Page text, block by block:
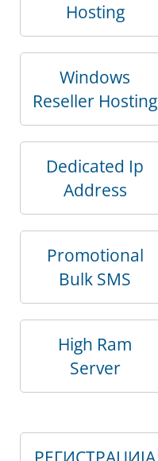
Hosting
Windows
Reseller Hosting
Dedicated Ip
Address
Promotional
Bulk SMS
High Ram
Server